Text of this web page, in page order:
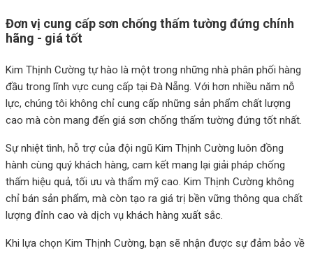
Đơn vị cung cấp sơn chống thấm tường đứng chính
hãng - giá tốt
Kim Thịnh Cường tự hào là một trong những nhà phân phối hàng
đầu trong lĩnh vực cung cấp tại Đà Nẵng. Với hơn nhiều năm nỗ
lực, chúng tôi không chỉ cung cấp những sản phẩm chất lượng
cao mà còn mang đến giá sơn chống thấm tường đứng tốt nhất.
Sự nhiệt tình, hỗ trợ của đội ngũ Kim Thịnh Cường luôn đồng
hành cùng quý khách hàng, cam kết mang lại giải pháp chống
thấm hiệu quả, tối ưu và thẩm mỹ cao. Kim Thịnh Cường không
chỉ bán sản phẩm, mà còn tạo ra giá trị bền vững thông qua chất
lượng đỉnh cao và dịch vụ khách hàng xuất sắc.
Khi lựa chọn Kim Thịnh Cường, bạn sẽ nhận được sự đảm bảo về